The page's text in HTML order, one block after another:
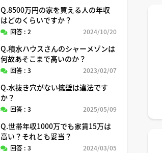
Q.8500万円の家を買える人の年収
はどのくらいですか？
回答 : 2 2024/10/20
Q.積水ハウスさんのシャーメゾンは
何故あそこまで高いのか？
回答 : 3 2023/02/07
Q.水抜き穴がない擁壁は違法です
か？
回答 : 3 2025/05/09
Q.世帯年収1000万でも家賃15万は
高い？それとも妥当？
回答 : 3 2024/03/05